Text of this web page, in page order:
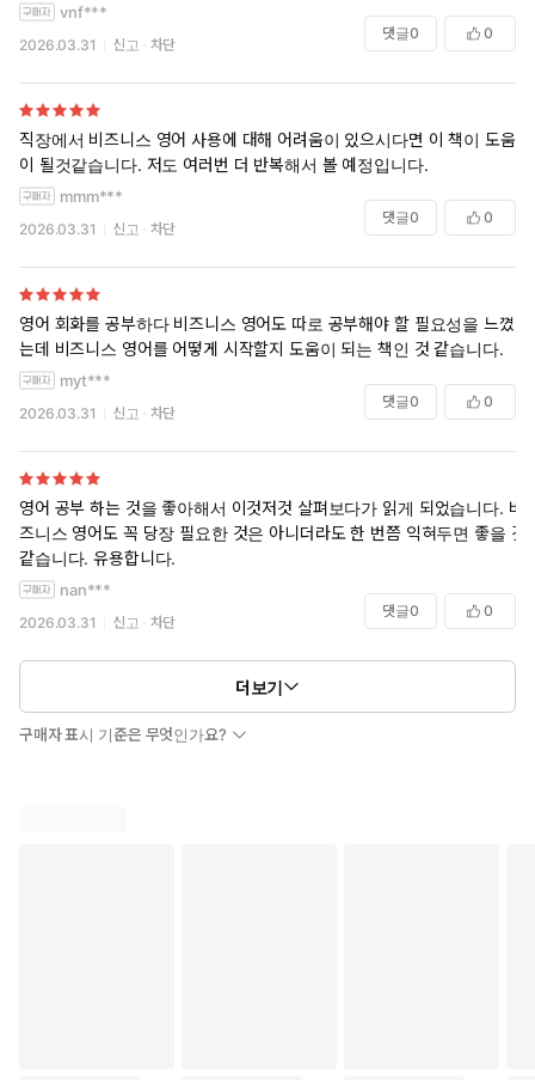
“영어를 잘하는 법이 아니라, 영어로 일 잘하는 법”
가 해주고, 문장은 챗GPT가 써준다. 하그지만 메일을 어떻게 보내야
할지, 보고서에 어떤 어조가 적절한지, 회의에서 어떤 표현이 신뢰를
주는지는 여전히 사람의 몫이다. 이 책은 단순한 영어 학습서가 아니
다. 저자가 국내외 기업에서 20년간 영어로 일하며 직접 겪은 상황
들을 바탕으로, 실제 업무 현장에서 부딪히는 영어의 순간들을 하나
하나 짚어준다. 이메일, 회의, 프레젠테이션, 스몰토크까지 각 상황
에 꼭 맞는 표현과 그에 담긴 뉘앙스를 함께 알려주는 실천형 매뉴얼
이다. 시험을 위한 문장이 아니라, 진짜 일에서 통하는 영어. 외국인
동료와 일하며 ‘어떻게 말할지’가 막막했던 모든 순간에, 이 책이 바
로 곁에서 길을 안내해줄 것이다.
vnf***
2026.03.31 신고 차단
댓글0 0
직장에서 비즈니스 영어 사용에 대해 어려움이 있으시다면 이 책이 도움
이 될것같습니다. 저도 여러번 더 반복해서 볼 예정입니다.
mmm***
2026.03.31 신고 차단
댓글0 0
영어 회화를 공부하다 비즈니스 영어도 따로 공부해야 할 필요성을 느꼈
는데 비즈니스 영어를 어떻게 시작할지 도움이 되는 책인 것 같습니다.
myt***
2026.03.31 신고 차단
댓글0 0
영어 공부 하는 것을 좋아해서 이것저것 살펴보다가 읽게 되었습니다. 비
즈니스 영어도 꼭 당장 필요한 것은 아니더라도 한 번쯤 익혀두면 좋을 것
같습니다. 유용합니다.
nan***
2026.03.31 신고 차단
댓글0 0
더보기
구매자 표시 기준은 무엇인가요?